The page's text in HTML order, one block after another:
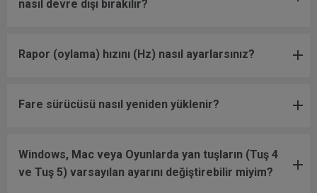
nasıl devre dışı bırakılır?
Rapor (oylama) hızını (Hz) nasıl ayarlarsınız?
Fare sürücüsü nasıl yeniden yüklenir?
Windows, Mac veya Oyunlarda yan tuşların (Tuş 4
ve Tuş 5) varsayılan ayarını değiştirebilir miyim?